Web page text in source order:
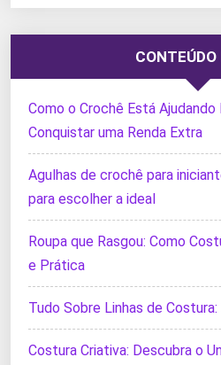
CONTEÚDO
Como o Crochê Está
Conquistar uma Renda Extra
Agulhas de crochê para
para escolher a ideal
Roupa que Rasgou: Como
e Prática
Tudo Sobre Linhas de Costura:
Costura Criativa: Descubra o